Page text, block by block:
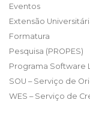
Eventos
Extensão
Formatura
Pesquisa (PROPES)
Programa Software
SOU – Serviço de
WES – Serviço de